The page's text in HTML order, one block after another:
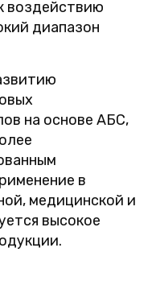
воздействию
диапазон
на основе АБС,
в
медицинской и
высокое